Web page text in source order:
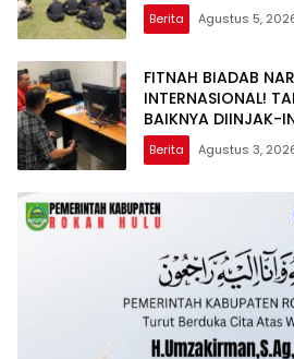
Berita Agustus 5,
FITNAH BIADAB
INTERNASIONAL!
BAIKNYA DIINJAK-
DECLARE WAR:
AKUN PEMBUNUH
Berita Agustus 3,